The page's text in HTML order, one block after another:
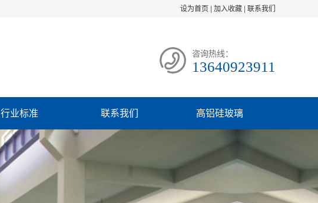
设为首页 加入收藏 联系我们
咨询热线：
13640923911
行业标准 联系我们 高铝硅玻璃